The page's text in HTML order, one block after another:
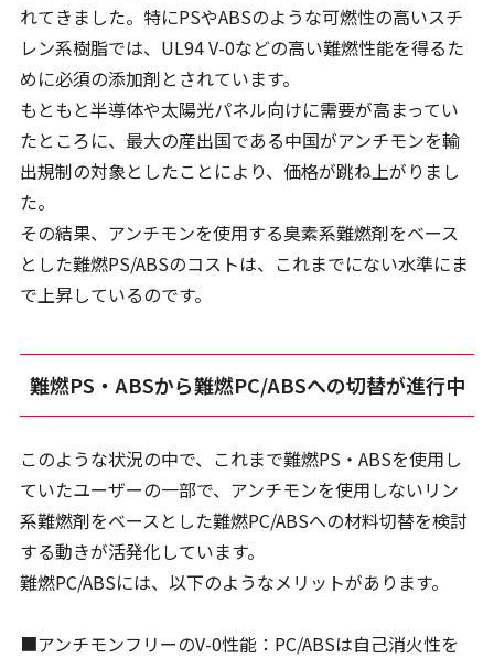
れてきました。特にPSやABSのような可燃性の高いスチ
レン系樹脂では、UL94 V-0などの高い難燃性能を得るた
めに必須の添加剤とされています。
もともと半導体や太陽光パネル向けに需要が高まってい
たところに、最大の産出国である中国がアンチモンを輸
出規制の対象としたことにより、価格が跳ね上がりまし
た。
その結果、アンチモンを使用する臭素系難燃剤をベース
とした難燃PS/ABSのコストは、これまでにない水準にま
で上昇しているのです。
難燃PS・ABSから難燃PC/ABSへの切替が進行中
このような状況の中で、これまで難燃PS・ABSを使用し
ていたユーザーの一部で、アンチモンを使用しないリン
系難燃剤をベースとした難燃PC/ABSへの材料切替を検討
する動きが活発化しています。
難燃PC/ABSには、以下のようなメリットがあります。
■アンチモンフリーのV-0性能：PC/ABSは自己消火性を